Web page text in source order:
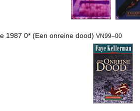
1987 0* (Een onreine dood) VN99–00